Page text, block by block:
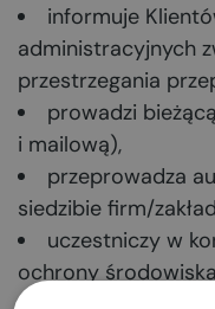
informuje
administracyjnych
przestrzegania
prowadzi
i mailową),
przeprowadza
siedzibie firm/
uczestniczy w
ochrony